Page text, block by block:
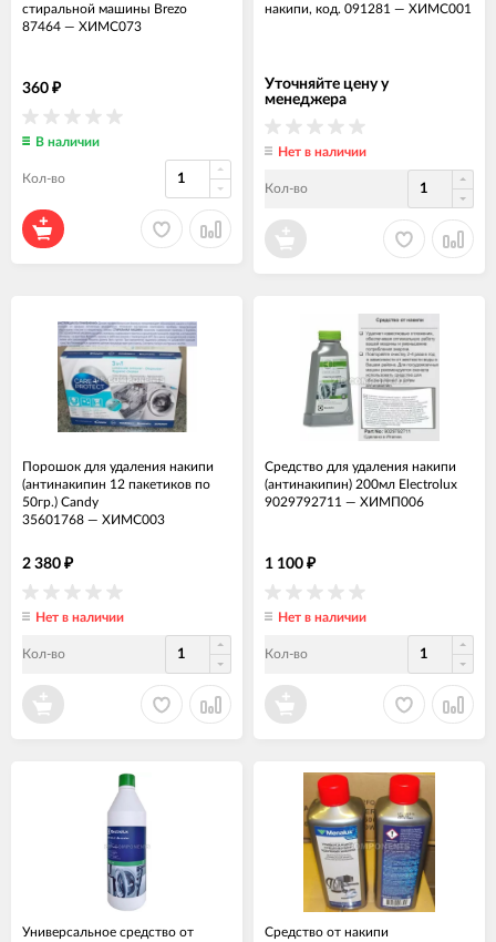
стиральной машины Brezo
87464 — ХИМС073
360 ₽
В наличии
Кол-во
накипи, код. 091281 — ХИМС001
Уточняйте цену у
менеджера
Нет в наличии
Кол-во
Порошок для удаления накипи
(антинакипин 12 пакетиков по
50гр.) Candy
35601768 — ХИМС003
2 380 ₽
Нет в наличии
Кол-во
Средство для удаления накипи
(антинакипин) 200мл Electrolux
9029792711 — ХИМП006
1 100 ₽
Нет в наличии
Кол-во
Универсальное средство от
Средство от накипи